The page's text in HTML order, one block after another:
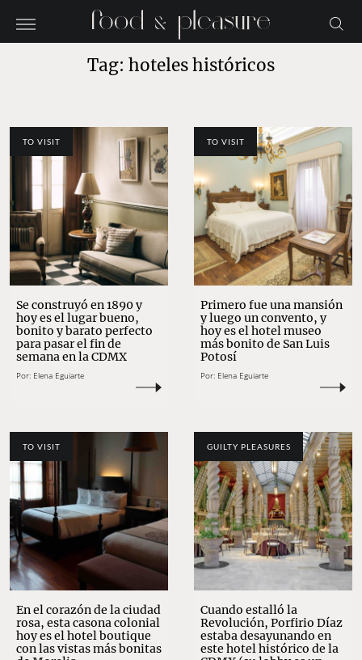
Tag: hoteles históricos
TO VISIT
Se construyó en 1890 y
hoy es el lugar bueno,
bonito y barato perfecto
para pasar el fin de
semana en la CDMX
Por: Elena Eguiarte
TO VISIT
Primero fue una mansión
y luego un convento, y
hoy es el hotel museo
más bonito de San Luis
Potosí
Por: Elena Eguiarte
TO VISIT
En el corazón de la ciudad
rosa, esta casona colonial
hoy es el hotel boutique
con las vistas más bonitas
GUILTY PLEASURES
Cuando estalló la
Revolución, Porfirio Díaz
estaba desayunando en
este hotel histórico de la